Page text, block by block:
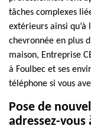
tâches complexes
extérieurs ainsi qu’à
chevronnée en plus
maison, Entreprise
à Foulbec et ses
téléphone si vous
Pose de
adressez-vous